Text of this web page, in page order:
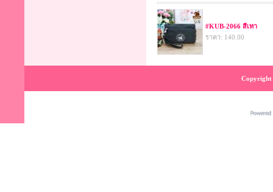
#KUB-2066 สีเทา
ราคา: 140.00
Copyright